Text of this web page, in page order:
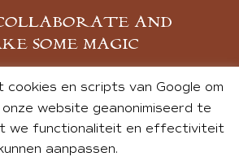
AND
SOME MAGIC
MELD JE AANen scripts van Google om
website geanonimiseerd te
we functionaliteit en effectiviteit
aanpassen.